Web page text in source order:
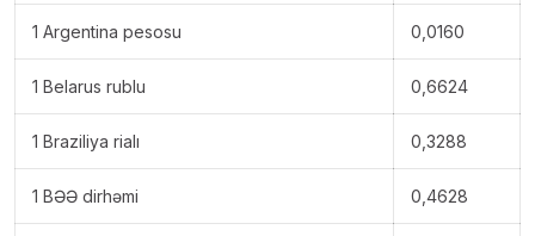
1 Argentina pesosu 0,0160
1 Belarus rublu 0,6624
1 Braziliya rialı 0,3288
1 BƏƏ dirhəmi 0,4628